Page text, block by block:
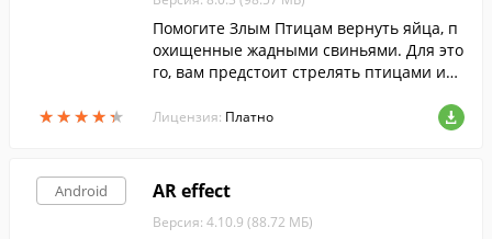
★★★★★
★★★★★
Помогите Злым Птицам вернуть яйца, п
охищенные жадными свиньями. Для это
го, вам предстоит стрелять птицами из
Лицензия: Платно
Android AR effect
Версия: 4.10.9 (88.72 МБ)